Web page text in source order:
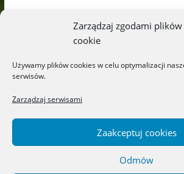
Zarządzaj zgodami plików
cookie
Używamy plików cookies w celu optymalizacji
serwisów.
Zarządzaj serwisami
Zaakceptuj cookies
Odmów
Blog o książkach dla